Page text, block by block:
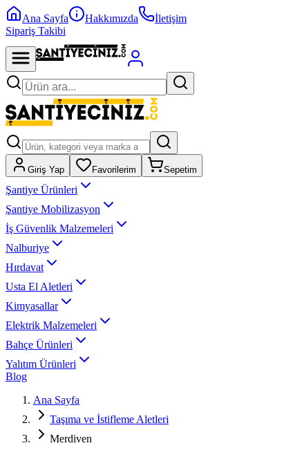
Ana Sayfa Hakkımızda
İletişim
Sipariş Takibi
Giriş Yap Favorilerim Sepetim
Şantiye Ürünleri
Şantiye Mobilizasyon
İş Güvenlik Malzemeleri
Nalburiye
Hırdavat
Usta El Aletleri
Kimyasallar
Elektrik Malzemeleri
Bahçe Ürünleri
Yalıtım Ürünleri
Blog
Ana Sayfa
Taşıma ve İstifleme Aletleri
Merdiven